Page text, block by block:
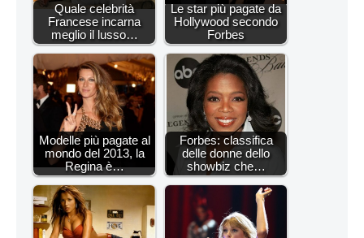
Quale celebrità
Francese incarna
meglio il lusso…
Le star più pagate da
Hollywood secondo
Forbes
Modelle più pagate al
mondo del 2013, la
Regina è…
Forbes: classifica
delle donne dello
showbiz che…